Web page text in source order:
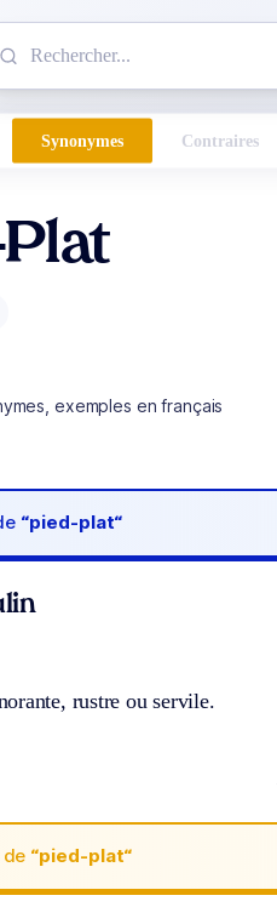
Synonymes Contraires
exemples en français
“pied-plat“
rustre ou servile.
“pied-plat“